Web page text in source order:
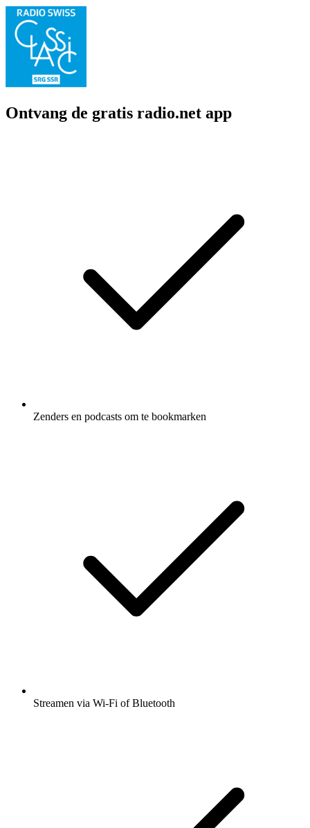
Ontvang de gratis radio.net app
Zenders en podcasts om te bookmarken
Streamen via Wi-Fi of Bluetooth